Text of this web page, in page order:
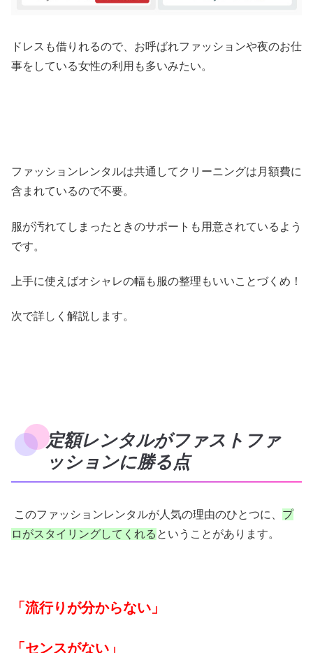
ドレスも借りれるので、お呼ばれファッションや夜のお仕
事をしている女性の利用も多いみたい。
ファッションレンタルは共通してクリーニングは月額費に
含まれているので不要。
服が汚れてしまったときのサポートも用意されているよう
です。
上手に使えばオシャレの幅も服の整理もいいことづくめ！
次で詳しく解説します。
定額レンタルがファストファ
ッションに勝る点
このファッションレンタルが人気の理由のひとつに、 プ
ロがスタイリングしてくれる ということがあります。
「流行りが分からない」
「センスがない」